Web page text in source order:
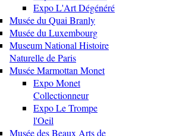
Expo L'Art Dégénéré
Musée du Quai Branly
Musée du Luxembourg
Museum National Histoire
Naturelle de Paris
Musée Marmottan Monet
Expo Monet
Collectionneur
Expo Le Trompe
l'Oeil
Musée des Beaux Arts de